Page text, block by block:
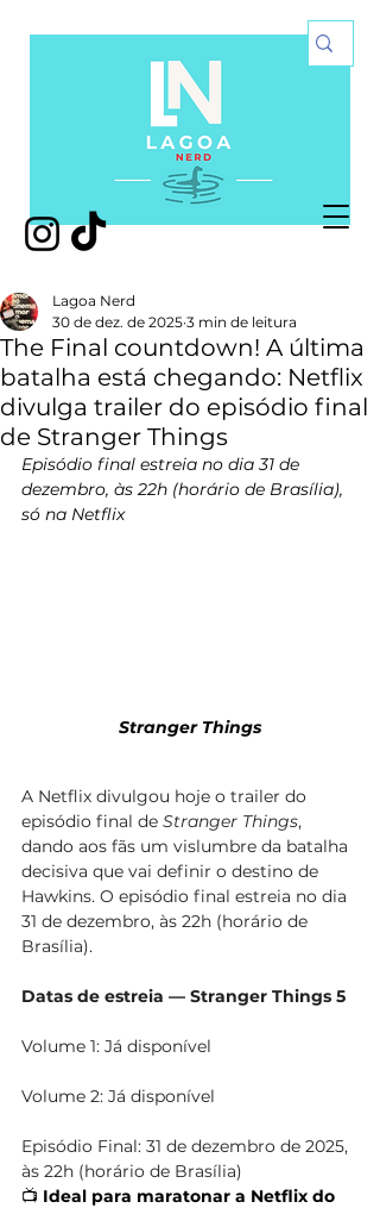
The Final countdown! A última
batalha está chegando: Netflix
divulga trailer do episódio final
de Stranger Things
Lagoa Nerd
30 de dez. de 2025 3 min de leitura
Episódio final estreia no dia 31 de
dezembro, às 22h (horário de Brasília),
só na Netflix
Stranger Things
A Netflix divulgou hoje o trailer do
episódio final de Stranger Things,
dando aos fãs um vislumbre da batalha
decisiva que vai definir o destino de
Hawkins. O episódio final estreia no dia
31 de dezembro, às 22h (horário de
Brasília).
Datas de estreia — Stranger Things 5
Volume 1: Já disponível
Volume 2: Já disponível
Episódio Final: 31 de dezembro de 2025,
às 22h (horário de Brasília)
📺 Ideal para maratonar a Netflix do